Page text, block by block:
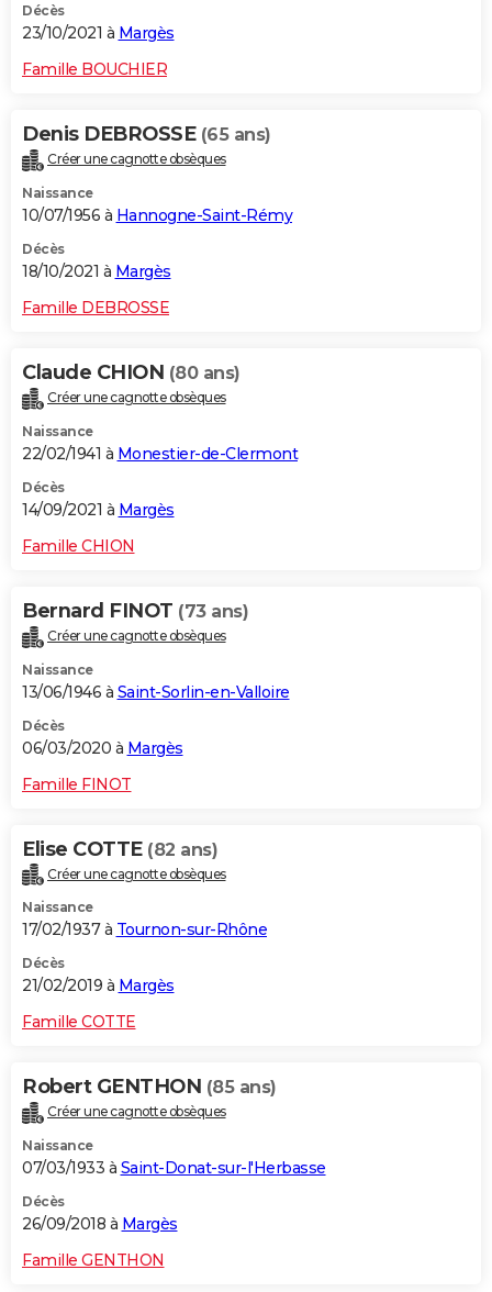
Décès
23/10/2021 à Margès
Famille BOUCHIER
Denis DEBROSSE (65 ans)
Créer une cagnotte obsèques
Naissance
10/07/1956 à Hannogne-Saint-Rémy
Décès
18/10/2021 à Margès
Famille DEBROSSE
Claude CHION (80 ans)
Créer une cagnotte obsèques
Naissance
22/02/1941 à Monestier-de-Clermont
Décès
14/09/2021 à Margès
Famille CHION
Bernard FINOT (73 ans)
Créer une cagnotte obsèques
Naissance
13/06/1946 à Saint-Sorlin-en-Valloire
Décès
06/03/2020 à Margès
Famille FINOT
Elise COTTE (82 ans)
Créer une cagnotte obsèques
Naissance
17/02/1937 à Tournon-sur-Rhône
Décès
21/02/2019 à Margès
Famille COTTE
Robert GENTHON (85 ans)
Créer une cagnotte obsèques
Naissance
07/03/1933 à Saint-Donat-sur-l'Herbasse
Décès
26/09/2018 à Margès
Famille GENTHON